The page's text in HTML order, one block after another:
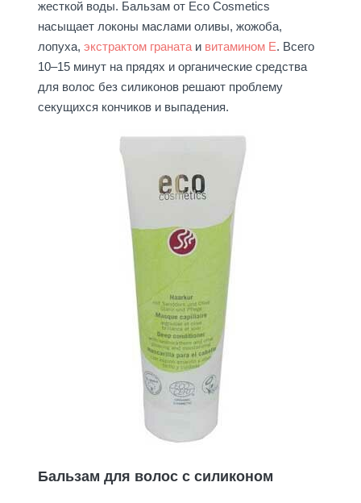
жесткой воды. Бальзам от Eco Cosmetics
насыщает локоны маслами оливы, жожоба,
лопуха, экстрактом гранатаи витамином Е. Всего
10–15 минут на прядях и органические средства
для волос без силиконов решают проблему
секущихся кончиков и выпадения.
Бальзам для волос с силиконом